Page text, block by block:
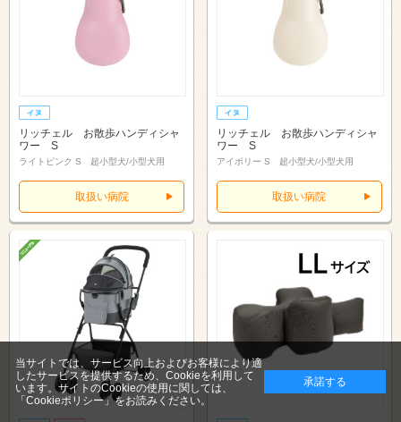
リッチェル お散歩ハンディシャ
ワー S
ライトピンク S 超小型犬/小型犬用
取扱い病院
リッチェル お散歩ハンディシャ
ワー S
アイボリー S 超小型犬/小型犬用
取扱い病院
当サイトでは、サービス向上およびお客様により適
したサービスを提供するため、Cookieを利用して
います。サイトのCookieの使用に関しては、
「Cookieポリシー」をお読みください。
承諾する